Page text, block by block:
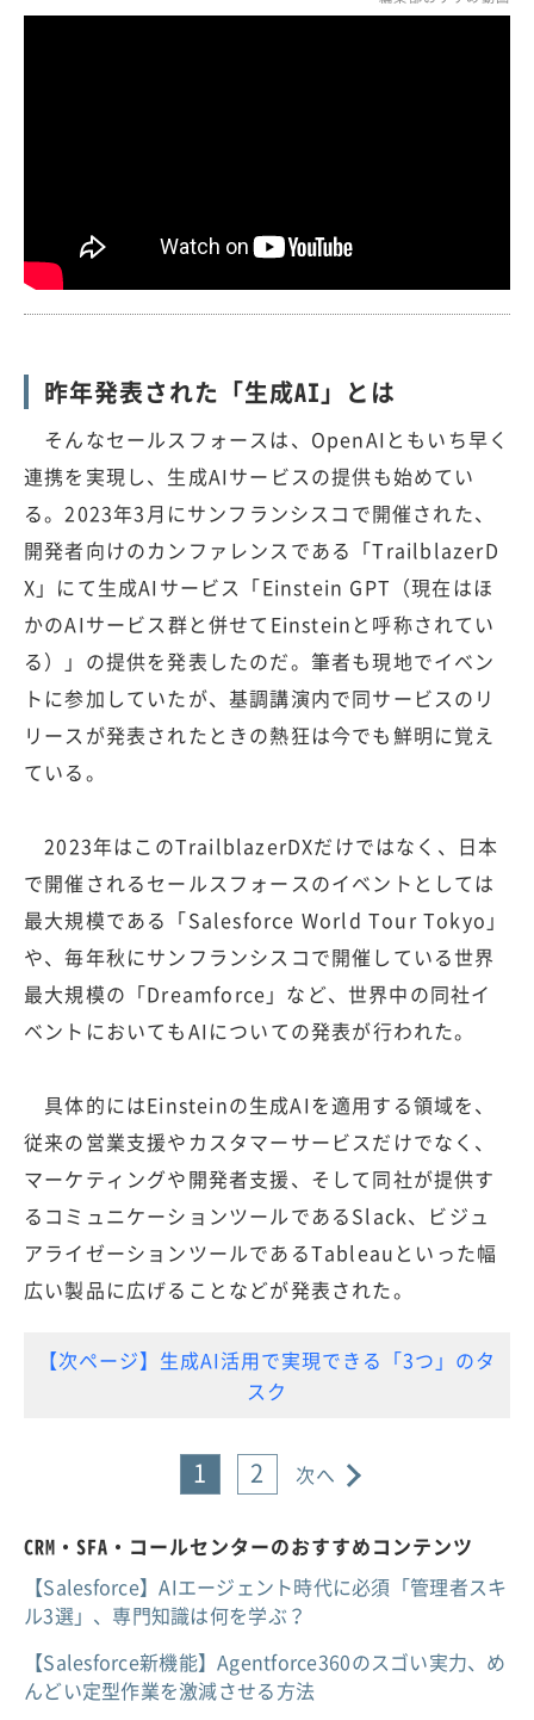
昨年発表された「生成AI」とは
そんなセールスフォースは、OpenAIともいち早く
連携を実現し、生成AIサービスの提供も始めてい
る。2023年3月にサンフランシスコで開催された、
開発者向けのカンファレンスである「TrailblazerD
X」にて生成AIサービス「Einstein GPT（現在はほ
かのAIサービス群と併せてEinsteinと呼称されてい
る）」の提供を発表したのだ。筆者も現地でイベン
トに参加していたが、基調講演内で同サービスのリ
リースが発表されたときの熱狂は今でも鮮明に覚え
ている。
2023年はこのTrailblazerDXだけではなく、日本
で開催されるセールスフォースのイベントとしては
最大規模である「Salesforce World Tour Tokyo」
や、毎年秋にサンフランシスコで開催している世界
最大規模の「Dreamforce」など、世界中の同社イ
ベントにおいてもAIについての発表が行われた。
具体的にはEinsteinの生成AIを適用する領域を、
従来の営業支援やカスタマーサービスだけでなく、
マーケティングや開発者支援、そして同社が提供す
るコミュニケーションツールであるSlack、ビジュ
アライゼーションツールであるTableauといった幅
広い製品に広げることなどが発表された。
【次ページ】生成AI活用で実現できる「3つ」のタ
スク
1 2 次へ
CRM・SFA・コールセンターのおすすめコンテンツ
【Salesforce】AIエージェント時代に必須「管理者スキ
ル3選」、専門知識は何を学ぶ？
【Salesforce新機能】Agentforce360のスゴい実力、め
んどい定型作業を激減させる方法